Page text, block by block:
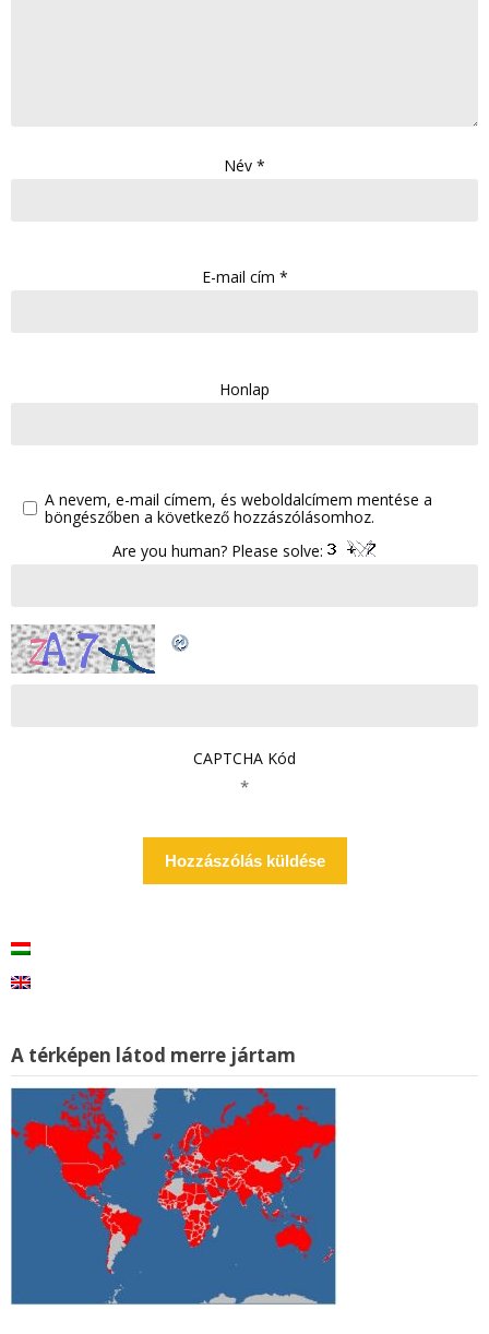
Név *
E-mail cím *
Honlap
A nevem, e-mail címem, és weboldalcímem mentése a
böngészőben a következő hozzászólásomhoz.
Are you human? Please solve:
CAPTCHA Kód
*
A térképen látod merre jártam